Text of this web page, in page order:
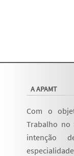
A APAMT
Com o
Trabalho no
intenção